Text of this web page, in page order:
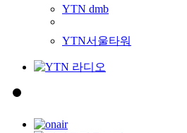
YTN dmb
YTN서울타워